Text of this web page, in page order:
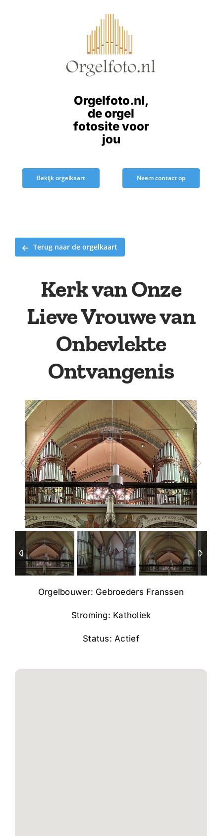
Orgelfoto.nl,
de orgel
fotosite voor
jou
Bekijk orgelkaart Neem contact op
Terug naar de orgelkaart
Kerk van Onze
Lieve Vrouwe van
Onbevlekte
Ontvangenis
1/11
Orgelbouwer: Gebroeders Franssen
Stroming: Katholiek
Status: Actief